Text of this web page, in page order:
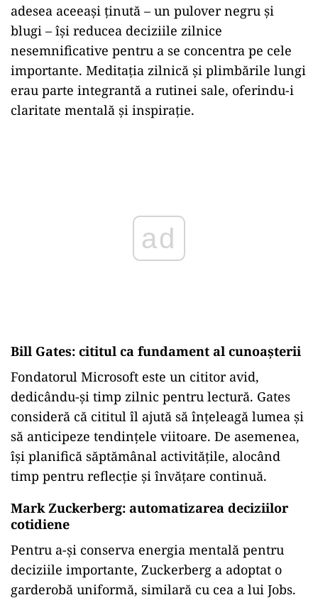
adesea aceeași ținută – un pulover negru și
blugi – își reducea deciziile zilnice
nesemnificative pentru a se concentra pe cele
importante. Meditația zilnică și plimbările lungi
erau parte integrantă a rutinei sale, oferindu-i
claritate mentală și inspirație.
ad
Bill Gates: cititul ca fundament al cunoașterii
Fondatorul Microsoft este un cititor avid,
dedicându-și timp zilnic pentru lectură. Gates
consideră că cititul îl ajută să înțeleagă lumea și
să anticipeze tendințele viitoare. De asemenea,
își planifică săptămânal activitățile, alocând
timp pentru reflecție și învățare continuă.
Mark Zuckerberg: automatizarea deciziilor
cotidiene
Pentru a-și conserva energia mentală pentru
deciziile importante, Zuckerberg a adoptat o
garderobă uniformă, similară cu cea a lui Jobs.